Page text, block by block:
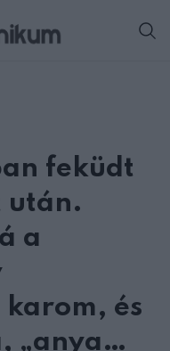
feküdt
után.
a
és
„anya…